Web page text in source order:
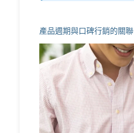
產品週期與口碑行銷的關聯